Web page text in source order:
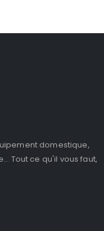
domestique,
Tout ce qu'il vous faut,